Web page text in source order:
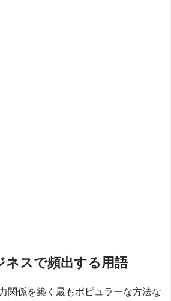
ネスで頻出する用語
関係を築く最もポピュラーな方法な